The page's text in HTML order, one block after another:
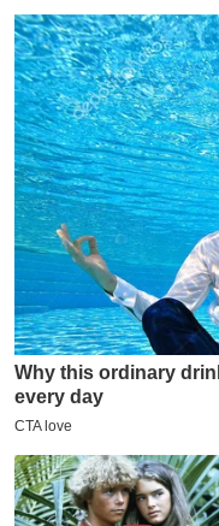
ज
ट
खे
ल
क्रि
के
ट
I
P
L
2
0
2
क्रा
इ